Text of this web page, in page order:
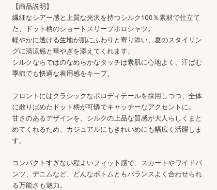
【商品説明】
繊細なシアー感と上質な光沢を持つシルク100％素材で仕立て
た、ドット柄のショートスリーブポロシャツ。
軽やかに透ける生地が肌にふわりと寄り添い、夏のスタイリン
グに清涼感と華やぎを添えてくれます。
シルクならではのなめらかなタッチは素肌に心地よく、汗ばむ
季節でも快適な着用感をキープ。
フロントにはクラシックなポロディテールを採用しつつ、全体
に散りばめたドット柄が可憐でキャッチーなアクセントに。
甘さのあるデザインを、シルクの上品な質感が大人らしくまと
めてくれるため、カジュアルにもきれいめにも幅広く活躍しま
す。
コンパクトすぎない程よいフィット感で、スカートやワイドパ
ンツ、デニムなど、どんなボトムともバランスよく合わせられ
る万能さも魅力。